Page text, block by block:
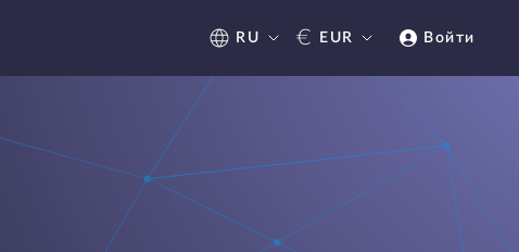
RU € EUR Войти